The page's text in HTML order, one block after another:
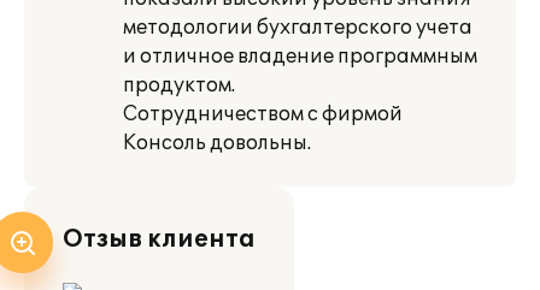
методологии бухгалтерского учета
и отличное владение программным
продуктом.
Сотрудничеством с фирмой
Консоль довольны.
Отзыв клиента